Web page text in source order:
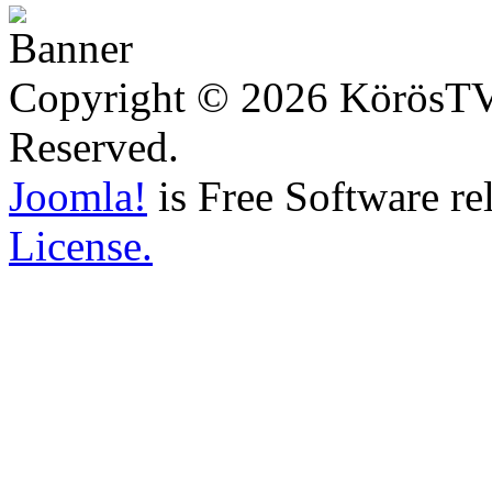
Copyright © 2026
Reserved.
Joomla! is Free Software
License.